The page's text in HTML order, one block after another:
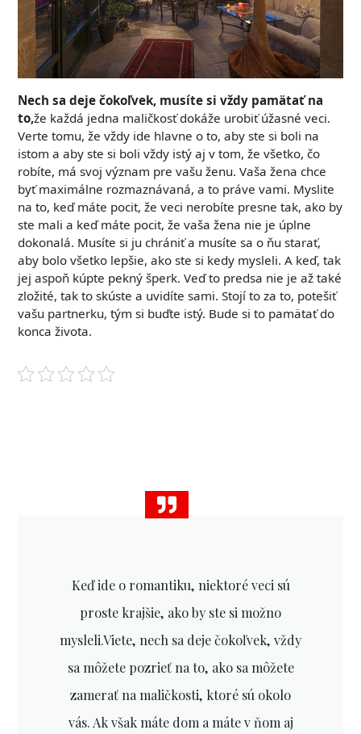
Nech sa deje čokoľvek, musíte si vždy pamätať na
to,že každá jedna maličkosť dokáže urobiť úžasné veci.
Verte tomu, že vždy ide hlavne o to, aby ste si boli na
istom a aby ste si boli vždy istý aj v tom, že všetko, čo
robíte, má svoj význam pre vašu ženu. Vaša žena chce
byť maximálne rozmaznávaná, a to práve vami. Myslite
na to, keď máte pocit, že veci nerobíte presne tak, ako by
ste mali a keď máte pocit, že vaša žena nie je úplne
dokonalá. Musíte si ju chrániť a musíte sa o ňu starať,
aby bolo všetko lepšie, ako ste si kedy mysleli. A keď, tak
jej aspoň kúpte pekný šperk. Veď to predsa nie je až také
zložité, tak to skúste a uvidíte sami. Stojí to za to, potešiť
vašu partnerku, tým si buďte istý. Bude si to pamätať do
konca života.
Keď ide o romantiku, niektoré veci sú
proste krajšie, ako by ste si možno
mysleli.Viete, nech sa deje čokoľvek, vždy
sa môžete pozrieť na to, ako sa môžete
zamerať na maličkosti, ktoré sú okolo
vás. Ak však máte dom a máte v ňom aj